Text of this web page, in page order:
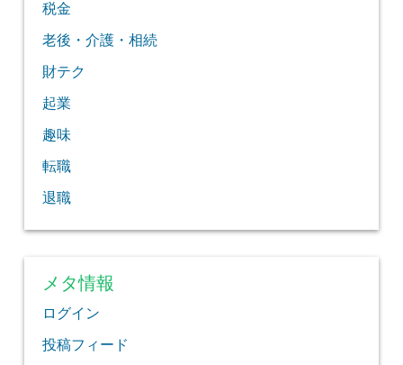
税金
老後・介護・相続
財テク
起業
趣味
転職
退職
メタ情報
ログイン
投稿フィード